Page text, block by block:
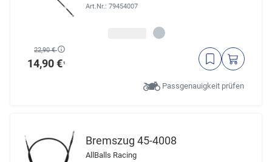
Art.Nr.: 79454007
22,90 €
14,90 €¹
Passgenauigkeit prüfen
Bremszug 45-4008
AllBalls Racing